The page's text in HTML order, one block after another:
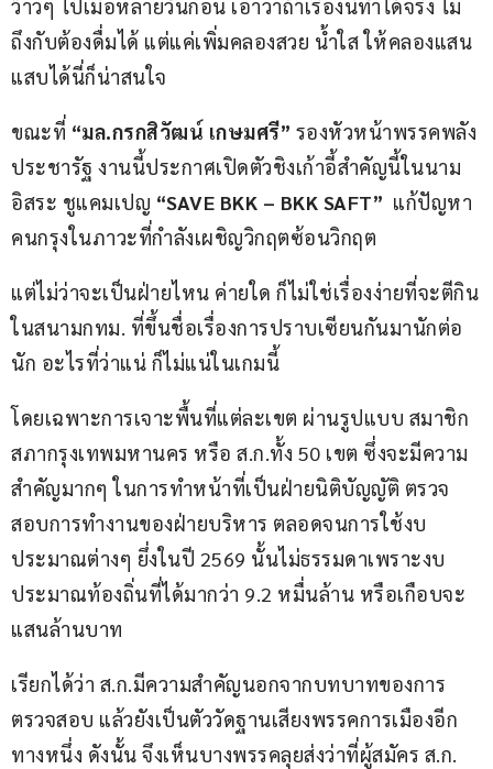
ว๊าวๆ ไปเมื่อหลายวันก่อน เอาว่าถ้าเรื่องนี้ทำได้จริง ไม่
ถึงกับต้องดื่มได้ แต่แค่เพิ่มคลองสวย น้ำใส ให้คลองแสน
แสบได้นี่ก็น่าสนใจ
ขณะที่ “มล.กรกสิวัฒน์ เกษมศรี” รองหัวหน้าพรรคพลัง
ประชารัฐ งานนี้ประกาศเปิดตัวชิงเก้าอี้สำคัญนี้ในนาม
อิสระ ชูแคมเปญ “SAVE BKK – BKK SAFT” แก้ปัญหา
คนกรุงในภาวะที่กำลังเผชิญวิกฤตซ้อนวิกฤต
แต่ไม่ว่าจะเป็นฝ่ายไหน ค่ายใด ก็ไม่ใช่เรื่องง่ายที่จะตีกิน
ในสนามกทม. ที่ขึ้นชื่อเรื่องการปราบเซียนกันมานักต่อ
นัก อะไรที่ว่าแน่ ก็ไม่แน่ในเกมนี้
โดยเฉพาะการเจาะพื้นที่แต่ละเขต ผ่านรูปแบบ สมาชิก
สภากรุงเทพมหานคร หรือ ส.ก.ทั้ง 50 เขต ซึ่งจะมีความ
สำคัญมากๆ ในการทำหน้าที่เป็นฝ่ายนิติบัญญัติ ตรวจ
สอบการทำงานของฝ่ายบริหาร ตลอดจนการใช้งบ
ประมาณต่างๆ ยึ่งในปี 2569 นั้นไม่ธรรมดาเพราะงบ
ประมาณท้องถิ่นที่ได้มากว่า 9.2 หมื่นล้าน หรือเกือบจะ
แสนล้านบาท
เรียกได้ว่า ส.ก.มีความสำคัญนอกจากบทบาทของการ
ตรวจสอบ แล้วยังเป็นตัววัดฐานเสียงพรรคการเมืองอีก
ทางหนึ่ง ดังนั้น จึงเห็นบางพรรคลุยส่งว่าที่ผู้สมัคร ส.ก.